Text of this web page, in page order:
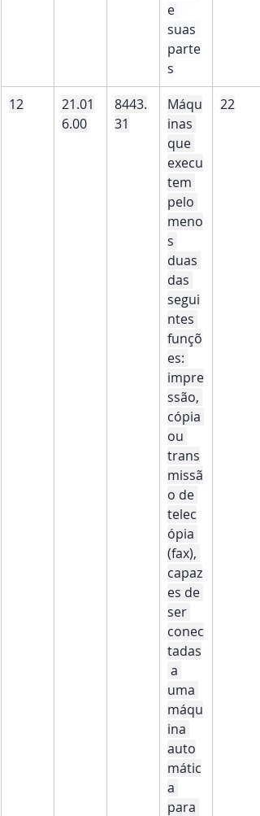
e
suas
parte
s
12
21.01
6.00
8443.
31
Máqu
inas
que
execu
tem
pelo
meno
s
duas
das
segui
ntes
funçõ
es:
impre
ssão,
cópia
ou
trans
missã
o de
telec
ópia
(fax),
capaz
es de
ser
conec
tadas
a
uma
máqu
ina
auto
mátic
a
para
22